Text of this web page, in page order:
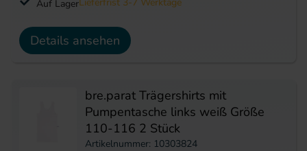
Auf LagerLieferfrist 3-7 Werktage
Details ansehen
bre.parat Trägershirts mit
Pumpentasche links weiß Größe
110-116 2 Stück
Artikelnummer: 10303824